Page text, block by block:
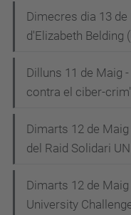
Dimecres dia 13
d'Elizabeth Belding
Dilluns 11 de Maig
contra el ciber-crim"
Dimarts 12 de
del Raid Solidari
Dimarts 12 de
University